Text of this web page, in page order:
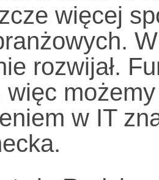
więcej
rozwijał.
więc
w IT